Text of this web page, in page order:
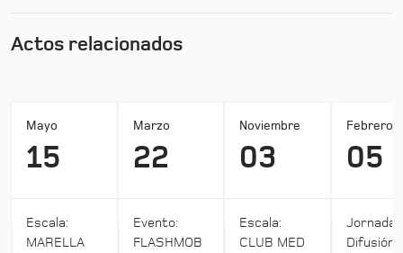
Actos relacionados
Mayo
15
Escala:
MARELLA
Marzo
22
Evento:
FLASHMOB
Noviembre
03
Escala:
CLUB MED
Febrero
05
Jornada:
Difusión